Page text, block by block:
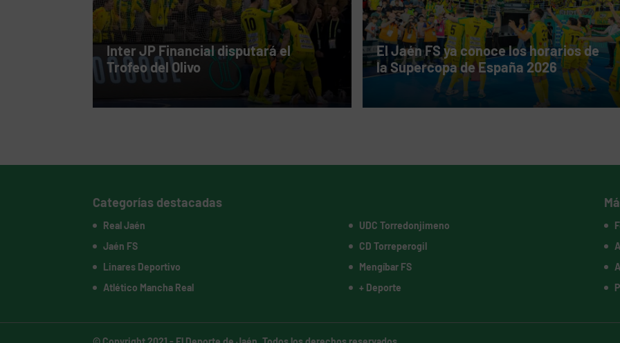
Inter JP Financial disputará el
Trofeo del Olivo
El Jaén FS ya conoce los horarios de
la Supercopa de España 2026
Categorías destacadas
Real Jaén
Jaén FS
Linares Deportivo
Atlético Mancha Real
UDC Torredonjimeno
CD Torreperogil
Mengíbar FS
+ Deporte